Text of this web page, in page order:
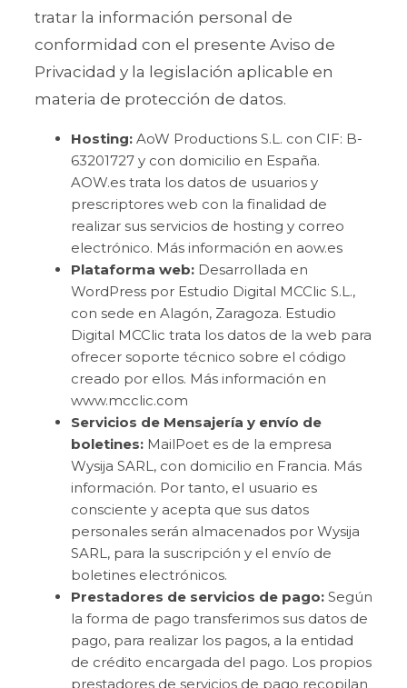
tratar la información personal de
conformidad con el presente Aviso de
Privacidad y la legislación aplicable en
materia de protección de datos.
Hosting: AoW Productions S.L. con CIF: B-
63201727 y con domicilio en España.
AOW.es trata los datos de usuarios y
prescriptores web con la finalidad de
realizar sus servicios de hosting y correo
electrónico. Más información en aow.es
Plataforma web: Desarrollada en
WordPress por Estudio Digital MCClic S.L.,
con sede en Alagón, Zaragoza. Estudio
Digital MCClic trata los datos de la web para
ofrecer soporte técnico sobre el código
creado por ellos. Más información en
www.mcclic.com
Servicios de Mensajería y envío de
boletines: MailPoet es de la empresa
Wysija SARL, con domicilio en Francia. Más
información. Por tanto, el usuario es
consciente y acepta que sus datos
personales serán almacenados por Wysija
SARL, para la suscripción y el envío de
boletines electrónicos.
Prestadores de servicios de pago: Según
la forma de pago transferimos sus datos de
pago, para realizar los pagos, a la entidad
de crédito encargada del pago. Los propios
prestadores de servicios de pago recopilan